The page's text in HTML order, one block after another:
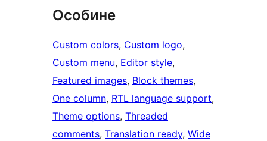
Особине
Custom colors, Custom logo
Custom menu, Editor style
Featured images, Block themes
One column, RTL language support
Theme options, Threaded
comments, Translation ready, Wide